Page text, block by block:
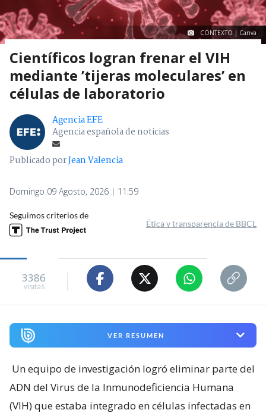
CONTEXTO | Canva
Científicos logran frenar el VIH
mediante ’tijeras moleculares’ en
células de laboratorio
Agencia EFE
Agencia española de noticias
Publicado porJean Valencia
Domingo 09 Agosto, 2026 | 11:59
Seguimos criterios de
Ética y transparencia de BBCL
3386
visitas
VER RESUMEN
Un equipo de investigación logró eliminar parte del
ADN del Virus de la Inmunodeficiencia Humana
(VIH) que estaba integrado en células infectadas en